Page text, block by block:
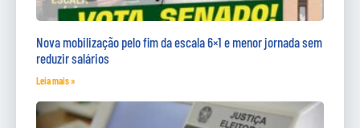
Nova mobilização pelo fim da escala 6×1 e menor jornada sem
reduzir salários
Leia mais »